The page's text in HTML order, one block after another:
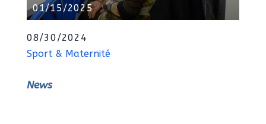
01/15/2025
08/30/2024
Sport & Maternité
News